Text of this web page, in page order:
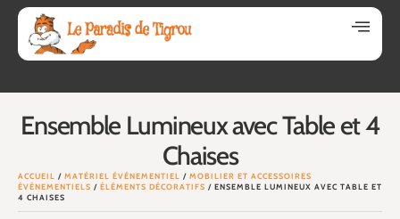
Ensemble Lumineux avec Table et 4
Chaises
ACCUEIL / MATÉRIEL ÉVÉNEMENTIEL / MOBILIER ET ACCESSOIRES
ÉVÉNEMENTIELS / ÉLÉMENTS DÉCORATIFS / ENSEMBLE LUMINEUX AVEC TABLE ET
4 CHAISES